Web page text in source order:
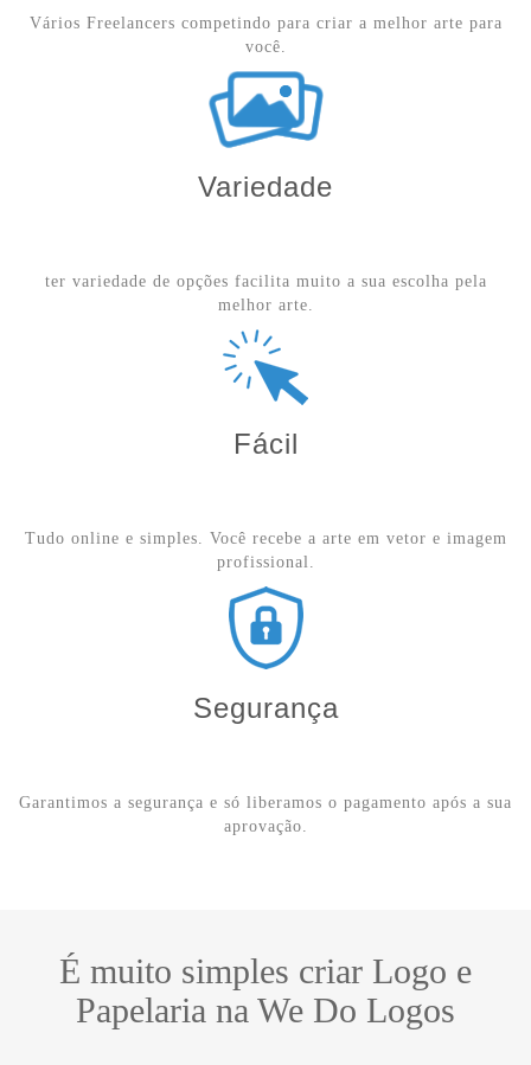
Vários Freelancers competindo para criar a melhor arte para
você.
Variedade
ter variedade de opções facilita muito a sua escolha pela
melhor arte.
Fácil
Tudo online e simples. Você recebe a arte em vetor e imagem
profissional.
Segurança
Garantimos a segurança e só liberamos o pagamento após a sua
aprovação.
É muito simples criar Logo e
Papelaria na We Do Logos